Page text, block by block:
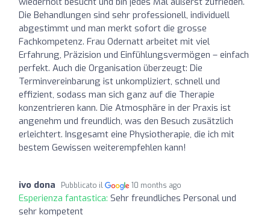
Die Behandlungen sind sehr professionell, individuell
abgestimmt und man merkt sofort die grosse
Fachkompetenz. Frau Odernatt arbeitet mit viel
Erfahrung, Präzision und Einfühlungsvermögen – einfach
perfekt. Auch die Organisation überzeugt: Die
Terminvereinbarung ist unkompliziert, schnell und
effizient, sodass man sich ganz auf die Therapie
konzentrieren kann. Die Atmosphäre in der Praxis ist
angenehm und freundlich, was den Besuch zusätzlich
erleichtert. Insgesamt eine Physiotherapie, die ich mit
bestem Gewissen weiterempfehlen kann!
ivo dona Pubblicato il 10 months ago
Esperienza fantastica: Sehr freundliches Personal und
sehr kompetent